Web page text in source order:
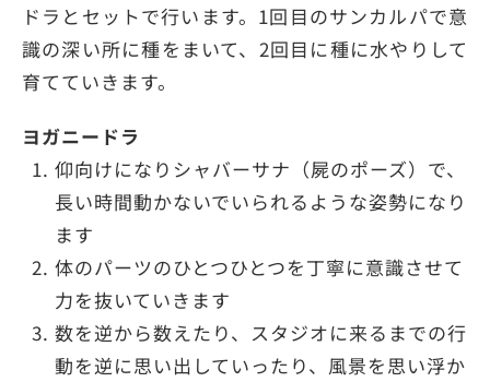
ドラとセットで行います。1回目のサンカルパで意
識の深い所に種をまいて、2回目に種に水やりして
育てていきます。
ヨガニードラ
仰向けになりシャバーサナ（屍のポーズ）で、
長い時間動かないでいられるような姿勢になり
ます
体のパーツのひとつひとつを丁寧に意識させて
力を抜いていきます
数を逆から数えたり、スタジオに来るまでの行
動を逆に思い出していったり、風景を思い浮か